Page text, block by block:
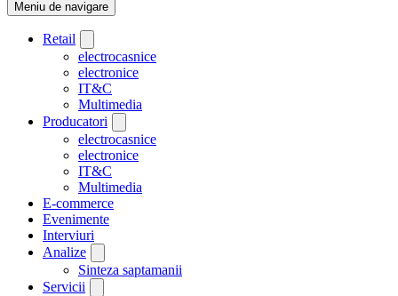
Meniu de navigare
Retail
electrocasnice
electronice
IT&C
Multimedia
Producatori
electrocasnice
electronice
IT&C
Multimedia
E-commerce
Evenimente
Interviuri
Analize
Sinteza saptamanii
Servicii